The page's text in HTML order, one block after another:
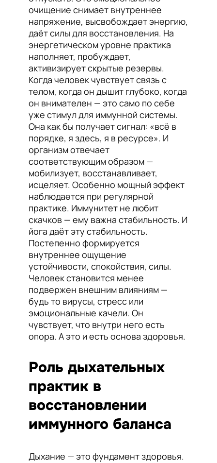
очищение снимает внутреннее
напряжение, высвобождает энергию,
даёт силы для восстановления. На
энергетическом уровне практика
наполняет, пробуждает,
активизирует скрытые резервы.
Когда человек чувствует связь с
телом, когда он дышит глубоко, когда
он внимателен — это само по себе
уже стимул для иммунной системы.
Она как бы получает сигнал: «всё в
порядке, я здесь, я в ресурсе». И
организм отвечает
соответствующим образом —
мобилизует, восстанавливает,
исцеляет. Особенно мощный эффект
наблюдается при регулярной
практике. Иммунитет не любит
скачков — ему важна стабильность. И
йога даёт эту стабильность.
Постепенно формируется
внутреннее ощущение
устойчивости, спокойствия, силы.
Человек становится менее
подвержен внешним влияниям —
будь то вирусы, стресс или
эмоциональные качели. Он
чувствует, что внутри него есть
опора. А это и есть основа здоровья.
Роль дыхательных
практик в
восстановлении
иммунного баланса
Дыхание — это фундамент здоровья.